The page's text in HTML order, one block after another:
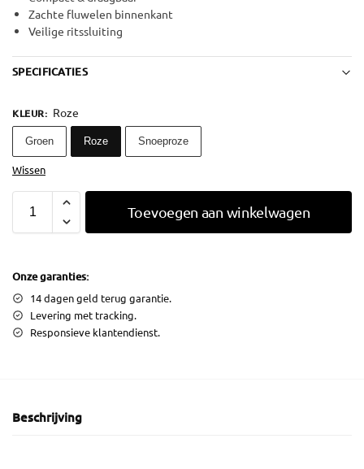
Zachte fluwelen binnenkant
Veilige ritssluiting
SPECIFICATIES
KLEUR: Roze
Groen Roze Snoeproze
Wissen
Toevoegen aan winkelwagen
Onze garanties:
14 dagen geld terug garantie.
Levering met tracking.
Responsieve klantendienst.
Beschrijving